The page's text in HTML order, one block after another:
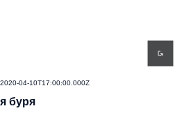
2020-04-10T17:00:00.000Z
буря